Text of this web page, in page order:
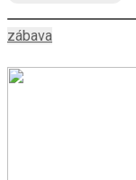
zábava